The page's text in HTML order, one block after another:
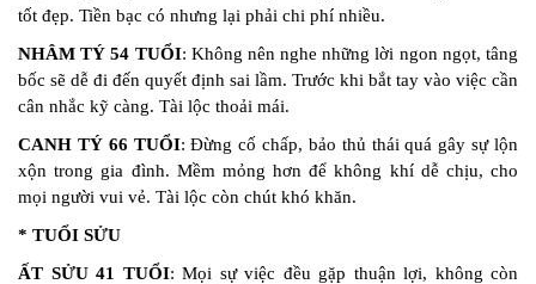
tốt đẹp. Tiền bạc có nhưng lại phải chi phí nhiều.
NHÂM TÝ 54 TUỔI: Không nên nghe những lời ngon ngọt, tâng
bốc sẽ dễ đi đến quyết định sai lầm. Trước khi bắt tay vào việc cần
cân nhắc kỹ càng. Tài lộc thoải mái.
CANH TÝ 66 TUỔI: Đừng cố chấp, bảo thủ thái quá gây sự lộn
xộn trong gia đình. Mềm mỏng hơn để không khí dễ chịu, cho
mọi người vui vẻ. Tài lộc còn chút khó khăn.
* TUỔI SỬU
ẤT SỬU 41 TUỔI: Mọi sự việc đều gặp thuận lợi, không còn